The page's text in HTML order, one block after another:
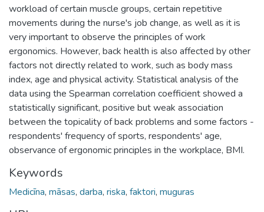
workload of certain muscle groups, certain repetitive
movements during the nurse's job change, as well as it is
very important to observe the principles of work
ergonomics. However, back health is also affected by other
factors not directly related to work, such as body mass
index, age and physical activity. Statistical analysis of the
data using the Spearman correlation coefficient showed a
statistically significant, positive but weak association
between the topicality of back problems and some factors -
respondents' frequency of sports, respondents' age,
observance of ergonomic principles in the workplace, BMI.
Keywords
Medicīna, māsas, darba, riska, faktori, muguras